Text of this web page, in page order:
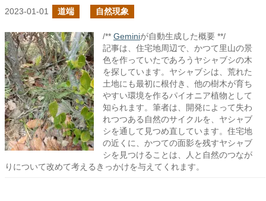
2023-01-01 道端 自然現象
/** Geminiが自動生成した概要 **/
記事は、住宅地周辺で、かつて里山の景
色を作っていたであろうヤシャブシの木
を探しています。ヤシャブシは、荒れた
土地にも最初に根付き、他の樹木が育ち
やすい環境を作るパイオニア植物として
知られます。筆者は、開発によって失わ
れつつある自然のサイクルを、ヤシャブ
シを通して見つめ直しています。住宅地
の近くに、かつての面影を残すヤシャブ
シを見つけることは、人と自然のつなが
りについて改めて考えるきっかけを与えてくれます。